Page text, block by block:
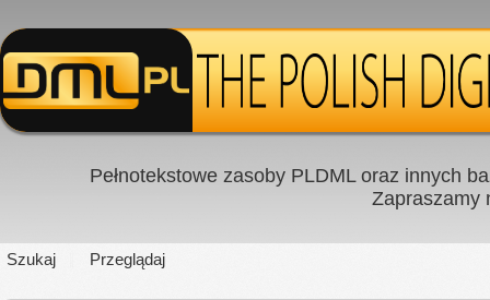
Pełnotekstowe zasoby PLDML oraz innych
Zapraszamy
Szukaj Przeglądaj